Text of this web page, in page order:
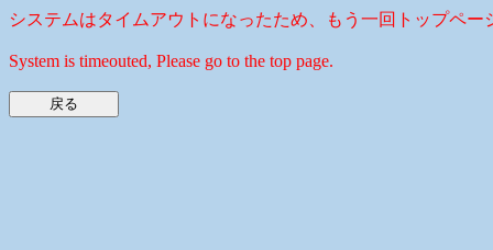
システムはタイムアウトになったため、もう一回トップペー
System is timeouted, Please go to the top page.